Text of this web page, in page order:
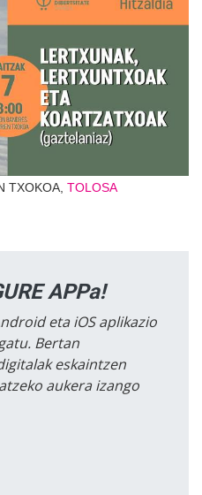
TXOKOA, TOLOSA
APPa!
eta iOS aplikazio
Bertan
eskaintzen
aukera izango